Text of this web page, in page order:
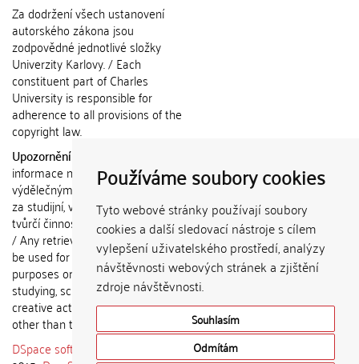
Používáme soubory cookies
Tyto webové stránky používají soubory
cookies a další sledovací nástroje s cílem
vylepšení uživatelského prostředí, analýzy
návštěvnosti webových stránek a zjištění
zdroje návštěvnosti.
Souhlasím
Odmítám
Za dodržení všech ustanovení
autorského zákona jsou
zodpovědné jednotlivé složky
Univerzity Karlovy. / Each
constituent part of Charles
University is responsible for
adherence to all provisions of the
copyright law.
Upozornění / Notice:
informace nemohou být použity k
výdělečným účelům nebo vydávány
za studijní, vědeckou nebo jinou
tvůrčí činnost jiné osoby než autora.
/ Any retrieved information shall not
be used for any commercial
purposes or claimed as results of
studying, scientific or any other
creative activities of any person
other than the author.
DSpace software
copyright © 2002-